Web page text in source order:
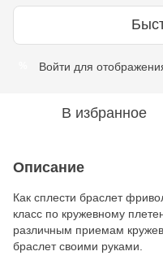
Войти для
В избранное
Описание
Как сплести браслет
класс по кружевному
различным приемам
браслет своими руками.